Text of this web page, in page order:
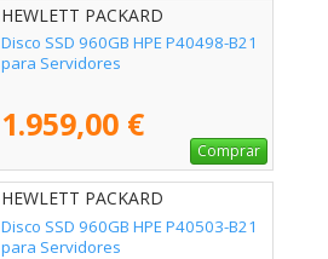
HEWLETT PACKARD
ENTERPRISE - P40498-B21
Disco SSD 960GB HPE P40498-B21
para Servidores
1.959,00 €
Comprar
HEWLETT PACKARD
ENTERPRISE - P40503-B21
Disco SSD 960GB HPE P40503-B21
para Servidores